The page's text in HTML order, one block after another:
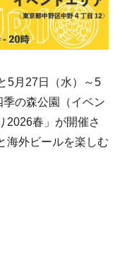
5月27日（水）～5
の森公園（イベン
2026春」が開催さ
海外ビールを楽しむ